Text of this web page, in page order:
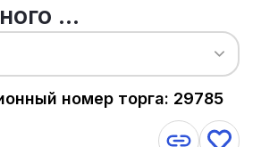
...
номер торга: 29785